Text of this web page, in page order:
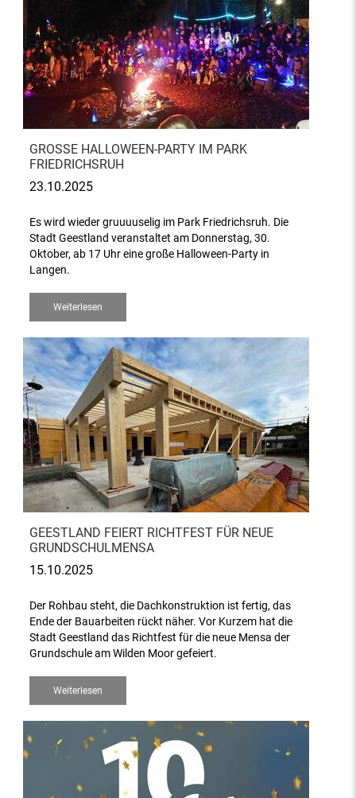
GROSSE HALLOWEEN-PARTY IM PARK F
RIEDRICHSRUH
23.10.2025
Es wird wieder gruuuuselig im Park Friedrichsruh. Die
Stadt Geestland veranstaltet am Donnerstag, 30.
Oktober, ab 17 Uhr eine große Halloween-Party in
Langen.
Weiterlesen
GEESTLAND FEIERT RICHTFEST FÜR NEUE
GRUNDSCHULMENSA
15.10.2025
Der Rohbau steht, die Dachkonstruktion ist fertig, das
Ende der Bauarbeiten rückt näher. Vor Kurzem hat die
Stadt Geestland das Richtfest für die neue Mensa der
Grundschule am Wilden Moor gefeiert.
Weiterlesen